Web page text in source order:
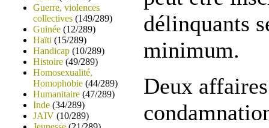
Guerre, violences
collectives (149/289)
Guinée (12/289)
Haïti (15/289)
Handicap (10/289)
Histoire (49/289)
Homosexualité,
Homophobie (44/289)
Humanitaire (47/289)
Inde (34/289)
JAIV (10/289)
délinquants
minimum.
Deux